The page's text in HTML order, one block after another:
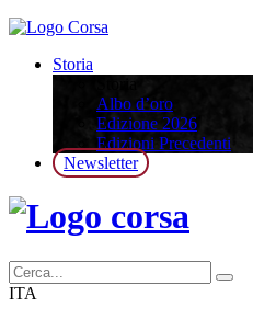
Storia
Albo d’oro
Edizione 2026
Edizioni Precedenti
Newsletter
ITA